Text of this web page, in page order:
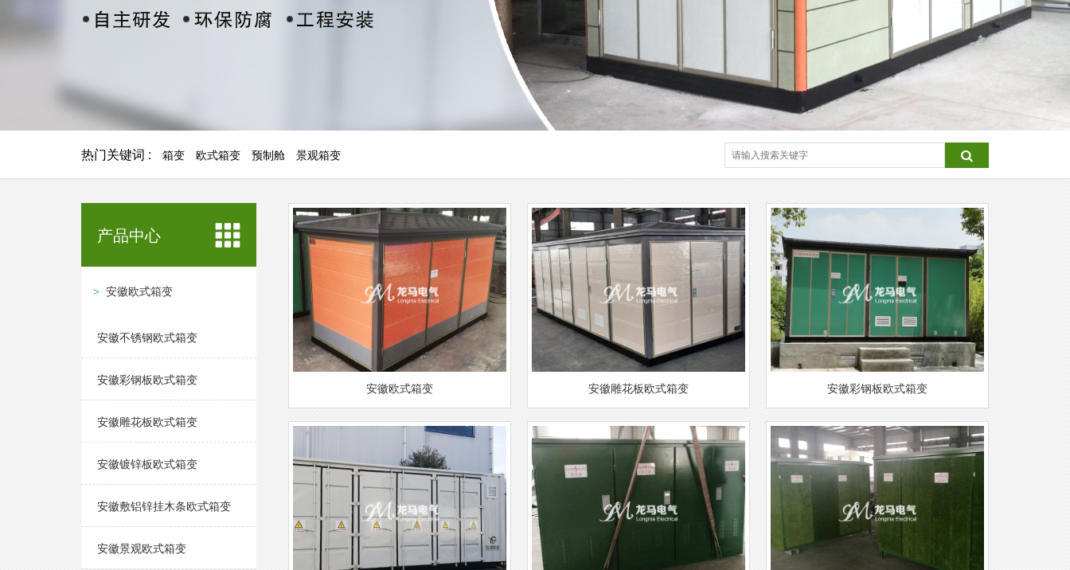
热门关键词 : 箱变 欧式箱变 预制舱 景观箱变
产品中心
安徽欧式箱变
安徽不锈钢欧式箱变
安徽彩钢板欧式箱变
安徽雕花板欧式箱变
安徽镀锌板欧式箱变
安徽敷铝锌挂木条欧式箱变
安徽景观欧式箱变
安徽欧式箱变 安徽雕花板欧式箱变 安徽彩钢板欧式箱变